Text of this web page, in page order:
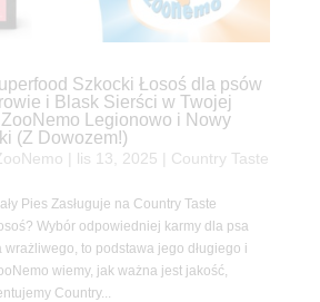
Szkocki Łosoś dla psów
i Blask Sierści w Twojej
Legionowo i Nowy
(Z Dowozem!)
lis 13, 2025 Country Taste
Pies Zasługuje na Country Taste
Wybór odpowiedniej karmy dla psa
wrażliwego, to podstawa jego długiego i
wiemy, jak ważna jest jakość,
Country...